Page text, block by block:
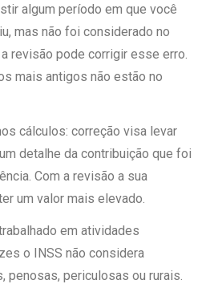
algum período em que você
mas não foi considerado no
revisão pode corrigir esse erro.
mais antigos não estão no
cálculos: correção visa levar
detalhe da contribuição que foi
Com a revisão a sua
um valor mais elevado.
em atividades
o INSS não considera
penosas, periculosas ou rurais.